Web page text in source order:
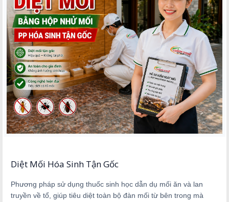
Diệt Mối Hóa Sinh Tận Gốc
Phương pháp sử dụng thuốc sinh học dẫn dụ mối ăn và lan
truyền về tổ, giúp tiêu diệt toàn bộ đàn mối từ bên trong mà